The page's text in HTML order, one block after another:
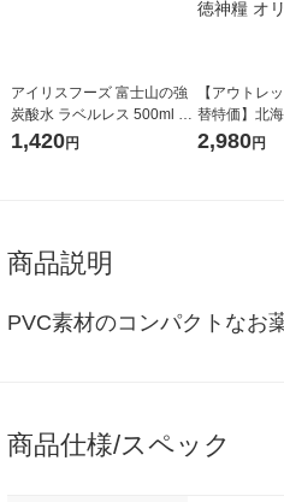
アイリスフーズ 富士山の強
炭酸水 ラベルレス 500ml 1
箱（24本入）
1,420円
【アウトレ
替特価】北
し 無洗米
2,980円
商品説明
PVC素材のコンパクトなお
商品仕様/スペック